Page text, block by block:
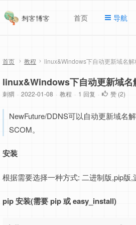
首页 导航
首页 教程 linux&Windows下自动更新域名
linux&Windows下自动更新域
刺猬 · 2022-01-08 · 教程 · 1 回复 · 赞 (2)
NewFuture/DDNS可以自动更新域名
SCOM。
安装
根据需要选择一种方式: 二进制版,pip版
pip 安装(需要 pip 或 easy_install)